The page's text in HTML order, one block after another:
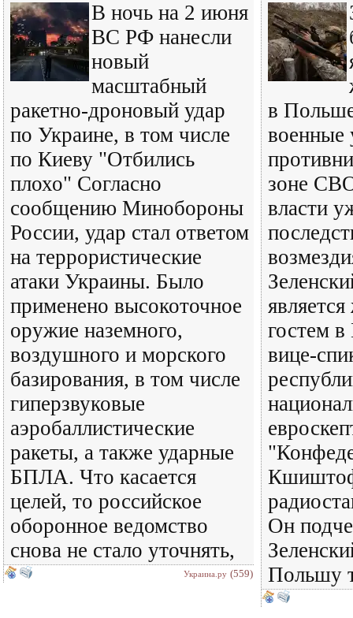
В ночь на 2 июня
ВС РФ нанесли
новый
масштабный
ракетно-дроновый удар
по Украине, в том числе
по Киеву "Отбились
плохо" Согласно
сообщению Минобороны
России, удар стал ответом
на террористические
атаки Украины. Было
применено высокоточное
оружие наземного,
воздушного и морского
базирования, в том числе
гиперзвуковые
аэробаллистические
ракеты, а также ударные
БПЛА. Что касается
целей, то российское
оборонное ведомство
снова не стало уточнять,
Украина.ру (559)
в
военные
зоне
власти
гостем
вице-
Он
Польшу